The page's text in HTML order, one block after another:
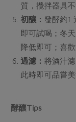
質，攪拌器具不
初釀：發酵約1
即可試喝；冬
降低即可；喜
過濾： 將酒汁
此時即可品嘗
酵釀Tips